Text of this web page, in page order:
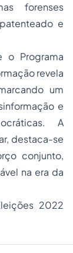
forenses
e
o Programa
revela
um
e
A
destaca-se
conjunto,
na era da
2022